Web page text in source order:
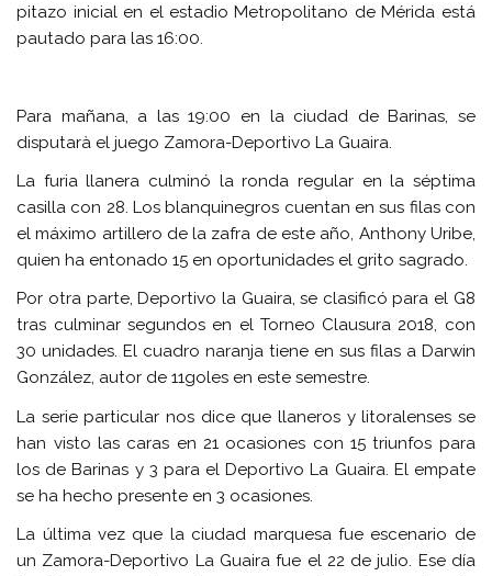
pitazo inicial en el estadio Metropolitano de Mérida está
pautado para las 16:00.
Para mañana, a las 19:00 en la ciudad de Barinas, se
disputarà el juego Zamora-Deportivo La Guaira.
La furia llanera culminó la ronda regular en la séptima
casilla con 28. Los blanquinegros cuentan en sus filas con
el máximo artillero de la zafra de este año, Anthony Uribe,
quien ha entonado 15 en oportunidades el grito sagrado.
Por otra parte, Deportivo la Guaira, se clasificó para el G8
tras culminar segundos en el Torneo Clausura 2018, con
30 unidades. El cuadro naranja tiene en sus filas a Darwin
González, autor de 11goles en este semestre.
La serie particular nos dice que llaneros y litoralenses se
han visto las caras en 21 ocasiones con 15 triunfos para
los de Barinas y 3 para el Deportivo La Guaira. El empate
se ha hecho presente en 3 ocasiones.
La última vez que la ciudad marquesa fue escenario de
un Zamora-Deportivo La Guaira fue el 22 de julio. Ese día